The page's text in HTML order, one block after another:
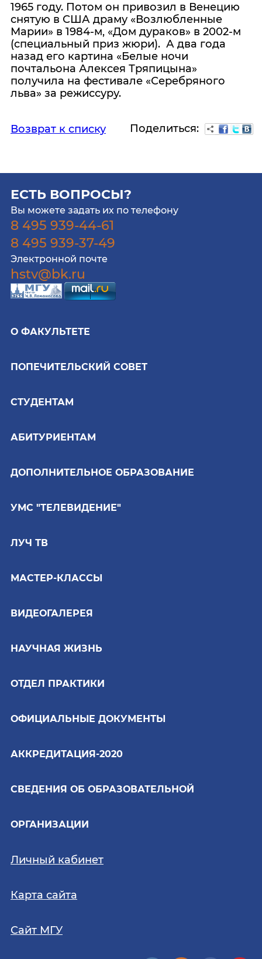
1965 году. Потом он привозил в Венецию
снятую в США драму «Возлюбленные
Марии» в 1984-м, «Дом дураков» в 2002-м
(специальный приз жюри). А два года
назад его картина «Белые ночи
почтальона Алексея Тряпицына»
получила на фестивале «Серебряного
льва» за режиссуру.
Возврат к списку Поделиться:
ЕСТЬ ВОПРОСЫ?
Вы можете задать их по телефону
8 495 939-44-61
8 495 939-37-49
Электронной почте
hstv@bk.ru
О ФАКУЛЬТЕТЕ
ПОПЕЧИТЕЛЬСКИЙ СОВЕТ
СТУДЕНТАМ
АБИТУРИЕНТАМ
ДОПОЛНИТЕЛЬНОЕ ОБРАЗОВАНИЕ
УМС "ТЕЛЕВИДЕНИЕ"
ЛУЧ ТВ
МАСТЕР-КЛАССЫ
ВИДЕОГАЛЕРЕЯ
НАУЧНАЯ ЖИЗНЬ
ОТДЕЛ ПРАКТИКИ
ОФИЦИАЛЬНЫЕ ДОКУМЕНТЫ
АККРЕДИТАЦИЯ-2020
СВЕДЕНИЯ ОБ ОБРАЗОВАТЕЛЬНОЙ
ОРГАНИЗАЦИИ
Личный кабинет
Карта сайта
Сайт МГУ